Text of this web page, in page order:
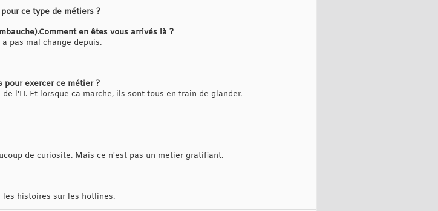
ce type de métiers ?
en êtes vous arrivés là ?
pas mal change depuis.
exercer ce métier ?
l'IT. Et lorsque ca marche, ils sont tous en train de glander.
de curiosite. Mais ce n'est pas un metier gratifiant.
histoires sur les hotlines.